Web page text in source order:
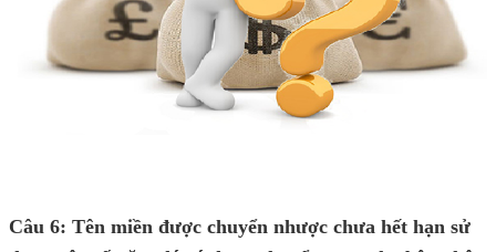
Câu 6: Tên miền được chuyển nhược chưa hết hạn sử